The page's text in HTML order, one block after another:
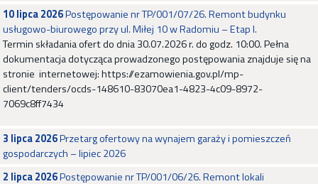
10 lipca 2026Postępowanie nr TP/001/07/26. Remont budynku
usługowo-biurowego przy ul. Miłej 10 w Radomiu – Etap I.
Termin składania ofert do dnia 30.07.2026 r. do godz. 10:00. Pełna
dokumentacja dotycząca prowadzonego postępowania znajduje się na
stronie internetowej: https://ezamowienia.gov.pl/mp-
client/tenders/ocds-148610-83070ea1-4823-4c09-8972-
7069c8ff7434
3 lipca 2026Przetarg ofertowy na wynajem garaży i pomieszczeń
gospodarczych – lipiec 2026
2 lipca 2026Postępowanie nr TP/001/06/26. Remont lokali